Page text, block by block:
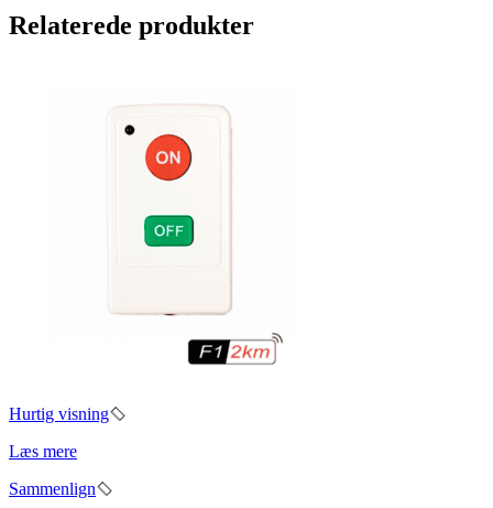
Relaterede produkter
Hurtig visning
Læs mere
Sammenlign